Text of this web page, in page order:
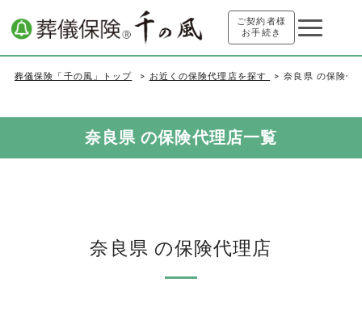
ご契約者様
お手続き
葬儀保険「千の風」トップ お近くの保険代理店を探す 奈良県 の保険代
奈良県 の保険代理店一覧
奈良県 の保険代理店